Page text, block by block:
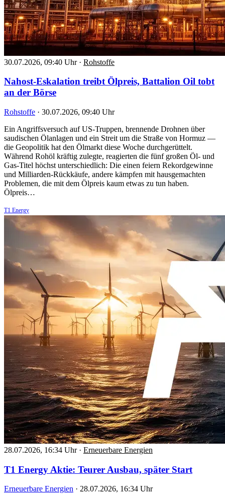
30.07.2026, 09:40 Uhr · Rohstoffe
Nahost-Eskalation treibt Ölpreis, Battalion Oil tobt
an der Börse
Rohstoffe · 30.07.2026, 09:40 Uhr
Ein Angriffsversuch auf US-Truppen, brennende Drohnen über
saudischen Ölanlagen und ein Streit um die Straße von Hormuz —
die Geopolitik hat den Ölmarkt diese Woche durchgerüttelt.
Während Rohöl kräftig zulegte, reagierten die fünf großen Öl- und
Gas-Titel höchst unterschiedlich: Die einen feiern Rekordgewinne
und Milliarden-Rückkäufe, andere kämpfen mit hausgemachten
Problemen, die mit dem Ölpreis kaum etwas zu tun haben.
Ölpreis…
T1 Energy
28.07.2026, 16:34 Uhr · Erneuerbare Energien
T1 Energy Aktie: Teurer Ausbau, später Start
Erneuerbare Energien · 28.07.2026, 16:34 Uhr